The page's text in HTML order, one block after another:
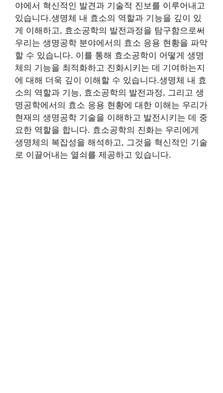
야에서 혁신적인 발견과 기술적 진보를 이루어내고
있습니다.생명체 내 효소의 역할과 기능을 깊이 있
게 이해하고, 효소공학의 발전과정을 탐구함으로써
우리는 생명공학 분야에서의 효소 응용 현황을 파악
할 수 있습니다. 이를 통해 효소공학이 어떻게 생명
체의 기능을 최적화하고 진화시키는 데 기여하는지
에 대해 더욱 깊이 이해할 수 있습니다.생명체 내 효
소의 역할과 기능, 효소공학의 발전과정, 그리고 생
명공학에서의 효소 응용 현황에 대한 이해는 우리가
현재의 생명공학 기술을 이해하고 발전시키는 데 중
요한 역할을 합니다. 효소공학의 진화는 우리에게
생명체의 복잡성을 해석하고, 그것을 혁신적인 기술
로 이끌어내는 열쇠를 제공하고 있습니다.